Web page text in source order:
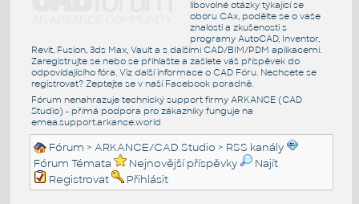
libovolné otázky týkající se
oboru CAx, podělte se o vaše
znalosti a zkušenosti s
programy AutoCAD, Inventor,
Revit, Fusion, 3ds Max, Vault a s dalšími CAD/BIM/PDM aplikacemi.
Zaregistrujte se nebo se přihlašte a zašlete váš příspěvek do
odpovídajícího fóra. Viz další informace o CAD Fóru. Nechcete se
registrovat? Zeptejte se v naší Facebook poradně.
Fórum nenahrazuje technický support firmy ARKANCE (CAD
Studio) - přímá podpora pro zákazníky funguje na
emea.support.arkance.world
Fórum >ARKANCE/CAD Studio > RSS kanály
Fórum Témata
Nejnovější příspěvky
Najít
Registrovat
Přihlásit